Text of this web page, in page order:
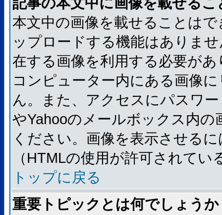
本文中の画像を載せることは
ップロードする機能はありま
在する画像を利用する必要が
コンピューター内にある画像
ん。また、アクセスにパスワ
やYahooのメールボックス内
ください。画像を表示させる
（HTMLの使用が許可されて
トップに戻る
重要トピックとは何でしょうか